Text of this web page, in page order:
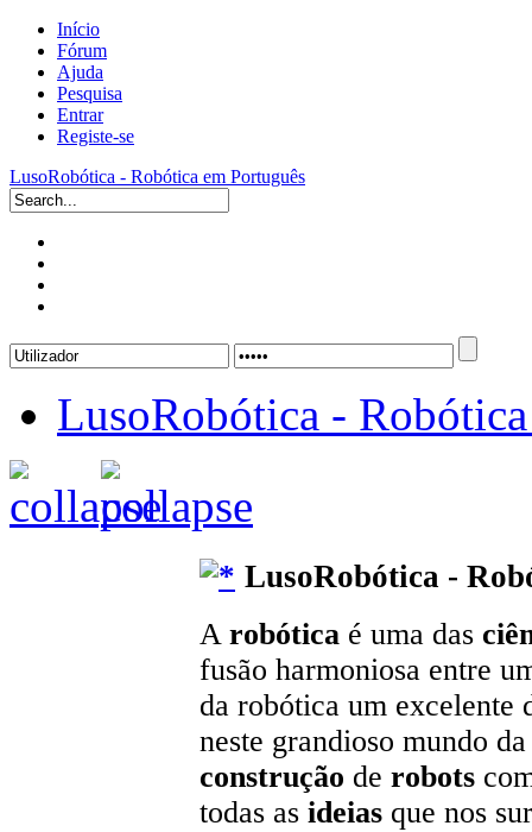
Início
Fórum
Ajuda
Pesquisa
Entrar
Registe-se
LusoRobótica - Robótica em Português
LusoRobótica -
LusoRobótica -
A robótica é uma das
fusão harmoniosa entre
da robótica um excelente
neste grandioso mundo
construção de robots
todas as ideias que nos